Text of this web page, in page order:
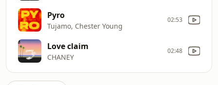
Pyro
Tujamo, Chester Young
02:53
Love claim
CHANEY
02:48